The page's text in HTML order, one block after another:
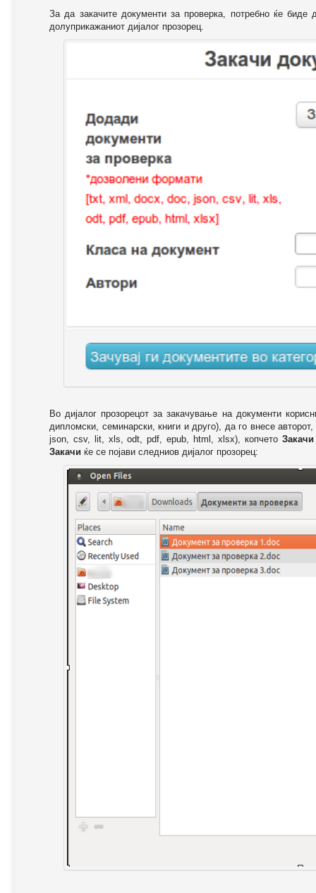
За да закачите документи за проверка, потребно ќе биде
долуприкажаниот дијалог прозорец.
Во дијалог прозорецот за закачување на документи
дипломски, семинарски, книги и друго), да го внесе
json, csv, lit, xls, odt, pdf, epub, html, xlsx), копчето Закачи
Закачи ќе се појави следниов дијалог прозорец: